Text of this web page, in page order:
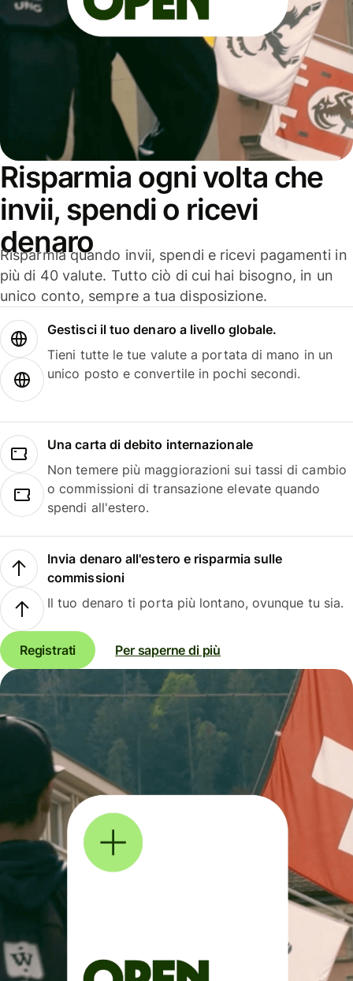
Risparmia ogni volta che
invii, spendi o ricevi
denaro
Risparmia quando invii, spendi e ricevi pagamenti in
più di 40 valute. Tutto ciò di cui hai bisogno, in un
unico conto, sempre a tua disposizione.
Gestisci il tuo denaro a livello globale.
Tieni tutte le tue valute a portata di mano in un
unico posto e convertile in pochi secondi.
Una carta di debito internazionale
Non temere più maggiorazioni sui tassi di cambio
o commissioni di transazione elevate quando
spendi all'estero.
Invia denaro all'estero e risparmia sulle
commissioni
Il tuo denaro ti porta più lontano, ovunque tu sia.
Registrati Per saperne di più